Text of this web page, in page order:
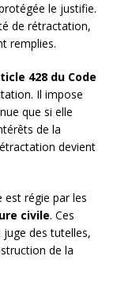
le justifie.
de rétractation,
remplies.
428 du Code
Il impose
que si elle
de la
devient
est régie par les
civile. Ces
des tutelles,
de la